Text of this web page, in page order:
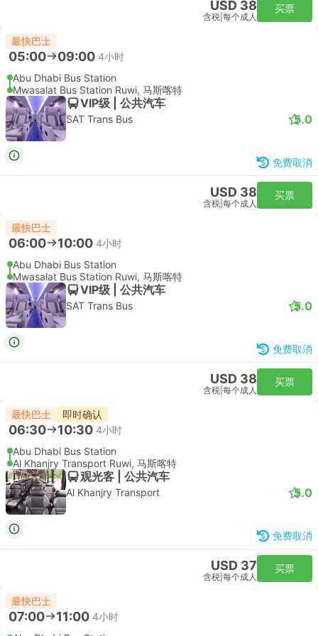
USD 38
含税 每个成人
买票
最快巴士
05:00 09:00 4小时
Abu Dhabi Bus Station
Mwasalat Bus Station Ruwi, 马斯喀特
VIP级 | 公共汽车
SAT Trans Bus 5.0
免费取消
USD 38
含税 每个成人
买票
最快巴士
06:00 10:00 4小时
Abu Dhabi Bus Station
Mwasalat Bus Station Ruwi, 马斯喀特
VIP级 | 公共汽车
SAT Trans Bus 5.0
免费取消
USD 38
含税 每个成人
买票
最快巴士 即时确认
06:30 10:30 4小时
Abu Dhabi Bus Station
Al Khanjry Transport Ruwi, 马斯喀特
观光客 | 公共汽车
Al Khanjry Transport 5.0
免费取消
USD 37
含税 每个成人
买票
最快巴士
07:00 11:00 4小时